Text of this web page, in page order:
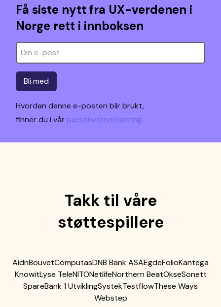
Få siste nytt fra UX-verdenen i
Norge rett i innboksen
Bli med
Hvordan denne e-posten blir brukt,
finner du i vår personvernerklæring.
Takk til våre
støttespillere
AidnBouvetComputasDNB Bank ASAEgdeFolioKantega
KnowitLyse TeleNITONetlifeNorthern BeatOkseSonett
SpareBank 1 UtviklingSystekTestflowThese Ways
Webstep